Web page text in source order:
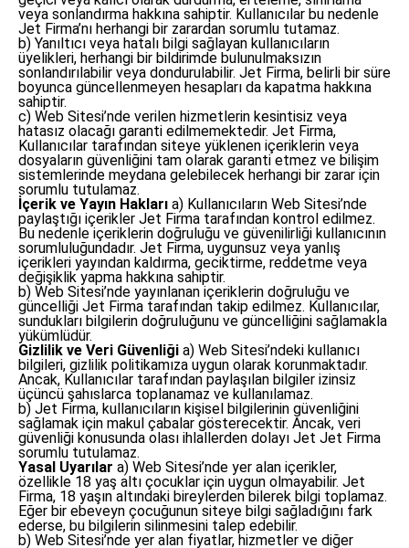
veya sonlandırma hakkına sahiptir. Kullanıcılar bu nedenle
Jet Firma’nı herhangi bir zarardan sorumlu tutamaz.
b) Yanıltıcı veya hatalı bilgi sağlayan kullanıcıların
üyelikleri, herhangi bir bildirimde bulunulmaksızın
sonlandırılabilir veya dondurulabilir. Jet Firma, belirli bir süre
boyunca güncellenmeyen hesapları da kapatma hakkına
sahiptir.
c) Web Sitesi’nde verilen hizmetlerin kesintisiz veya
hatasız olacağı garanti edilmemektedir. Jet Firma,
Kullanıcılar tarafından siteye yüklenen içeriklerin veya
dosyaların güvenliğini tam olarak garanti etmez ve bilişim
sistemlerinde meydana gelebilecek herhangi bir zarar için
sorumlu tutulamaz.
İçerik ve Yayın Hakları a) Kullanıcıların Web Sitesi’nde
paylaştığı içerikler Jet Firma tarafından kontrol edilmez.
Bu nedenle içeriklerin doğruluğu ve güvenilirliği kullanıcının
sorumluluğundadır. Jet Firma, uygunsuz veya yanlış
içerikleri yayından kaldırma, geciktirme, reddetme veya
değişiklik yapma hakkına sahiptir.
b) Web Sitesi’nde yayınlanan içeriklerin doğruluğu ve
güncelliği Jet Firma tarafından takip edilmez. Kullanıcılar,
sundukları bilgilerin doğruluğunu ve güncelliğini sağlamakla
yükümlüdür.
Gizlilik ve Veri Güvenliği a) Web Sitesi’ndeki kullanıcı
bilgileri, gizlilik politikamıza uygun olarak korunmaktadır.
Ancak, Kullanıcılar tarafından paylaşılan bilgiler izinsiz
üçüncü şahıslarca toplanamaz ve kullanılamaz.
b) Jet Firma, kullanıcıların kişisel bilgilerinin güvenliğini
sağlamak için makul çabalar gösterecektir. Ancak, veri
güvenliği konusunda olası ihlallerden dolayı Jet Jet Firma
sorumlu tutulamaz.
Yasal Uyarılar a) Web Sitesi’nde yer alan içerikler,
özellikle 18 yaş altı çocuklar için uygun olmayabilir. Jet
Firma, 18 yaşın altındaki bireylerden bilerek bilgi toplamaz.
Eğer bir ebeveyn çocuğunun siteye bilgi sağladığını fark
ederse, bu bilgilerin silinmesini talep edebilir.
b) Web Sitesi’nde yer alan fiyatlar, hizmetler ve diğer